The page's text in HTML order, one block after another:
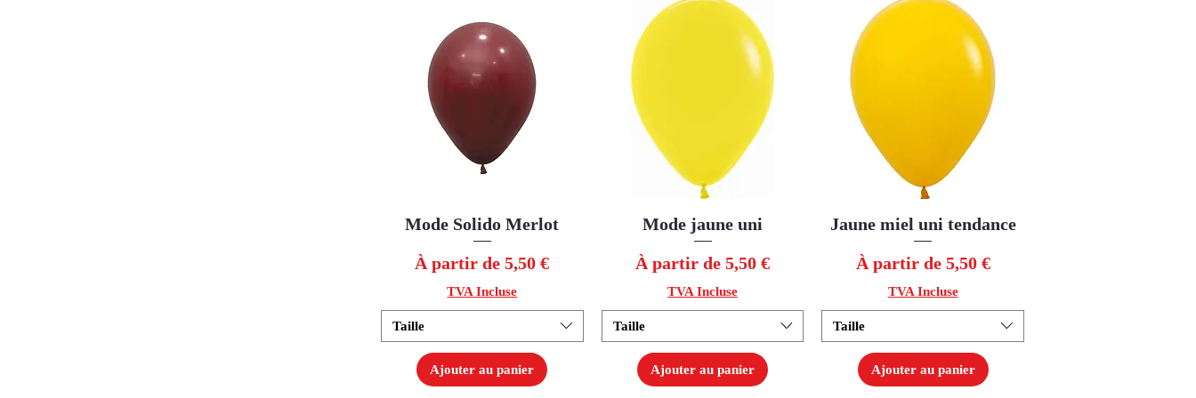
Aperçu rapide
Mode Solido Merlot
À partir de5,50 €
Prix promotionnel
TVA Incluse
Taille
Ajouter au panier
Aperçu rapide
Mode jaune uni
À partir de5,50 €
Prix promotionnel
TVA Incluse
Taille
Ajouter au panier
Aperçu rapide
Jaune miel uni tendance
À partir de 5,50 €
Prix promotionnel
TVA Incluse
Taille
Ajouter au panier